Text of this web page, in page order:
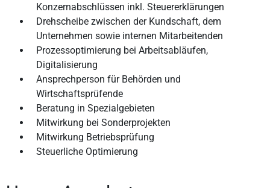
Konzernabschlüssen inkl. Steuererklärungen
Drehscheibe zwischen der Kundschaft, dem
Unternehmen sowie internen Mitarbeitenden
Prozessoptimierung bei Arbeitsabläufen,
Digitalisierung
Ansprechperson für Behörden und
Wirtschaftsprüfende
Beratung in Spezialgebieten
Mitwirkung bei Sonderprojekten
Mitwirkung Betriebsprüfung
Steuerliche Optimierung